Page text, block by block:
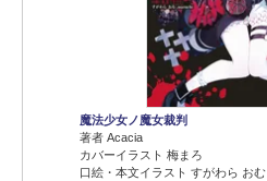
魔法少女ノ魔女裁判
著者 Acacia
カバーイラスト 梅まろ
口絵・本文イラスト すがわら おむ